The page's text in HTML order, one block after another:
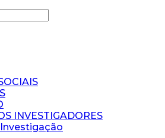
INVESTIGADORES